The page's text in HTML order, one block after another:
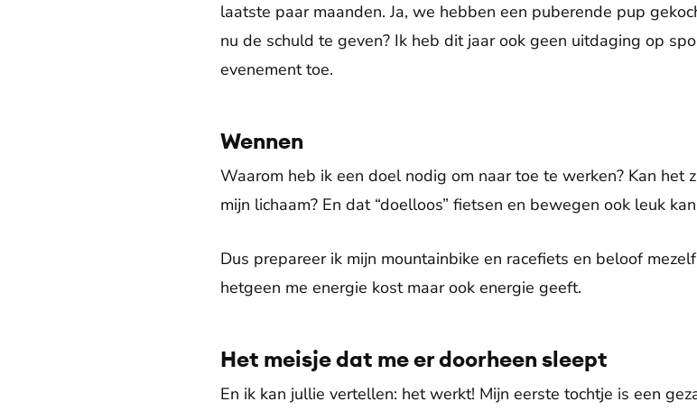
laatste paar maanden. Ja, we hebben een puberende pup
nu de schuld te geven? Ik heb dit jaar ook geen uitdaging op
evenement toe.
Wennen
Waarom heb ik een doel nodig om naar toe te werken? Kan het
mijn lichaam? En dat “doelloos” fietsen en bewegen ook leuk
Dus prepareer ik mijn mountainbike en racefiets en beloof
hetgeen me energie kost maar ook energie geeft.
Het meisje dat me er doorheen sleept
En ik kan jullie vertellen: het werkt! Mijn eerste tochtje is een